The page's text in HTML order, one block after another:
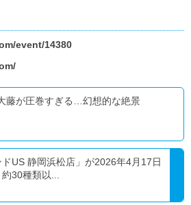
event/14380
藤が圧巻すぎる…幻想的な絶景
ドUS 静岡浜松店」が2026年4月17日
30種類以...